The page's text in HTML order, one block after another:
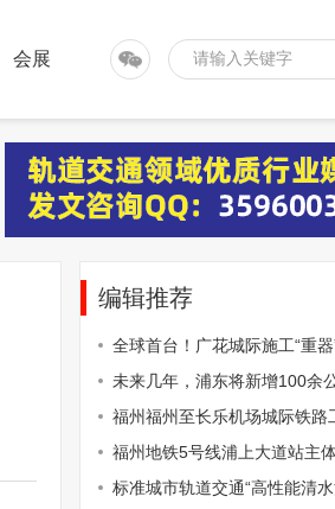
会展
编辑推荐
全球首台！广花城际施工“重器”顺利下线
未来几年，浦东将新增100余公里的轨道交通网络，打造“轨道
福州福州至长乐机场城际铁路工程可行性研
福州地铁5号线浦上大道站主体结
标准城市轨道交通“高性能清水混凝土桥梁建造技术”正式成为住建部部颁标准-【RTAI